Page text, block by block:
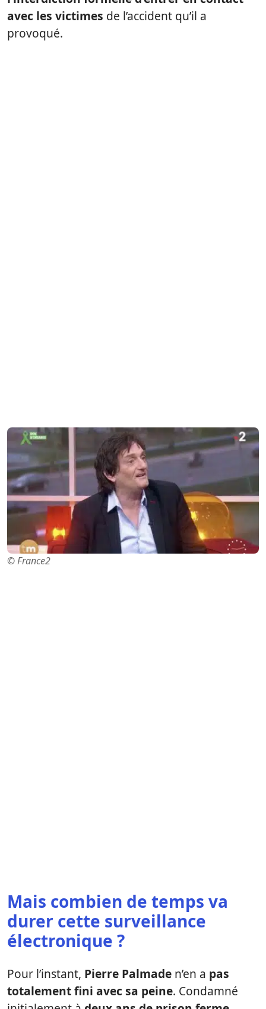
avec les victimes de l’accident qu’il a
provoqué.
©France2
Mais combien de temps va
durer cette surveillance
électronique ?
Pour l’instant, Pierre Palmade n’en a pas
totalement fini avec sa peine. Condamné